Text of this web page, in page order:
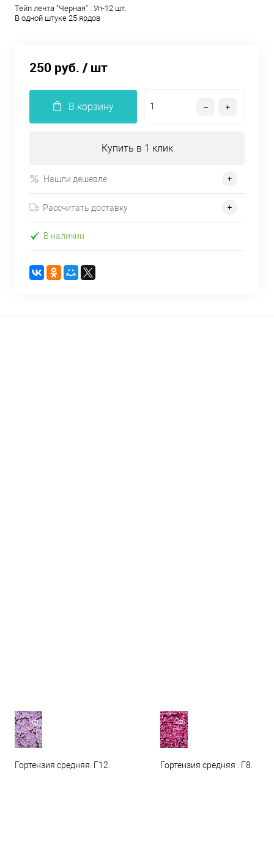
Тейп лента "Черная" . Уп-12 шт.
В одной штуке 25 ярдов
250 руб. / шт
В корзину
Купить в 1 клик
Нашли дешевле
Рассчитать доставку
В наличии
Гортензия средняя. Г12. Гортензия средняя . Г8.